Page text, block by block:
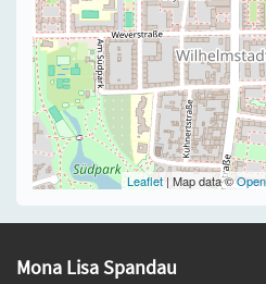
Leaflet | Map data ©
Mona Lisa Spandau